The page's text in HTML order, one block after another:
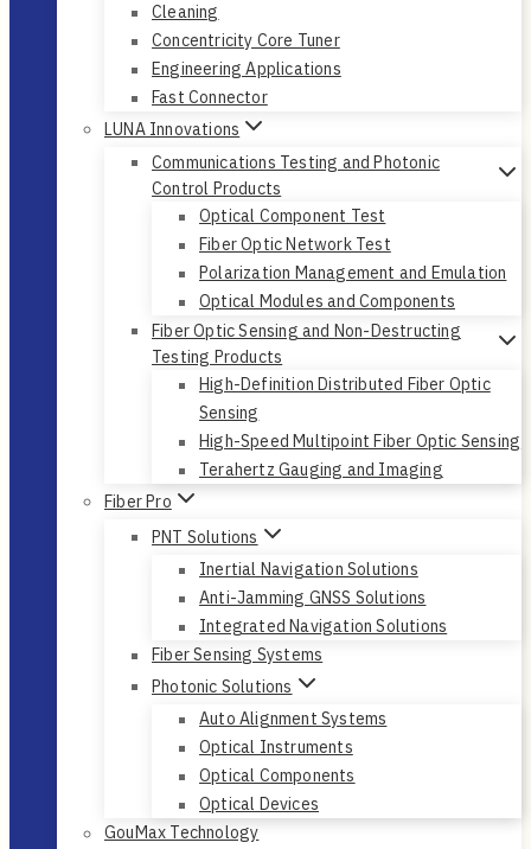
Cleaning
Concentricity Core Tuner
Engineering Applications
Fast Connector
LUNA Innovations
Communications Testing and Photonic
Control Products
Optical Component Test
Fiber Optic Network Test
Polarization Management and Emulation
Optical Modules and Components
Fiber Optic Sensing and Non-Destructing
Testing Products
High-Definition Distributed Fiber Optic
Sensing
High-Speed Multipoint Fiber Optic Sensing
Terahertz Gauging and Imaging
Fiber Pro
PNT Solutions
Inertial Navigation Solutions
Anti-Jamming GNSS Solutions
Integrated Navigation Solutions
Fiber Sensing Systems
Photonic Solutions
Auto Alignment Systems
Optical Instruments
Optical Components
Optical Devices
GouMax Technology